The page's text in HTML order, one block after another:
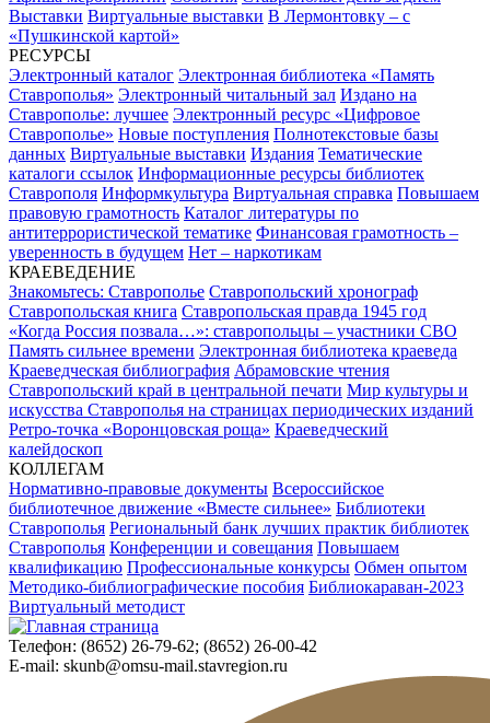
Выставки Виртуальные выставки В Лермонтовку – с
«Пушкинской картой»
РЕСУРСЫ
Электронный каталог Электронная библиотека «Память
Ставрополья» Электронный читальный зал Издано на
Ставрополье: лучшее Электронный ресурс «Цифровое
Ставрополье» Новые поступления Полнотекстовые базы
данных Виртуальные выставки Издания Тематические
каталоги ссылок Информационные ресурсы библиотек
Ставрополя Информкультура Виртуальная справка Повышаем
правовую грамотность Каталог литературы по
антитеррористической тематике Финансовая грамотность –
уверенность в будущем Нет – наркотикам
КРАЕВЕДЕНИЕ
Знакомьтесь: Ставрополье Ставропольский хронограф
Ставропольская книга Ставропольская правда 1945 год
«Когда Россия позвала…»: ставропольцы – участники СВО
Память сильнее времени Электронная библиотека краеведа
Краеведческая библиография Абрамовские чтения
Ставропольский край в центральной печати Мир культуры и
искусства Ставрополья на страницах периодических изданий
Ретро-точка «Воронцовская роща» Краеведческий
калейдоскоп
КОЛЛЕГАМ
Нормативно-правовые документы Всероссийское
библиотечное движение «Вместе сильнее» Библиотеки
Ставрополья Региональный банк лучших практик библиотек
Ставрополья Конференции и совещания Повышаем
квалификацию Профессиональные конкурсы Обмен опытом
Методико-библиографические пособия Библиокараван-2023
Виртуальный методист
Телефон: (8652) 26-79-62; (8652) 26-00-42
E-mail: skunb@omsu-mail.stavregion.ru